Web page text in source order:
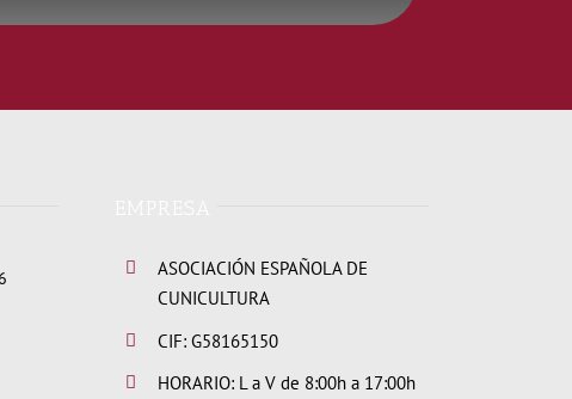
ASOCIACIÓN ESPAÑOLA DE
CUNICULTURA
CIF: G58165150
HORARIO: L a V de 8:00h a 17:00h